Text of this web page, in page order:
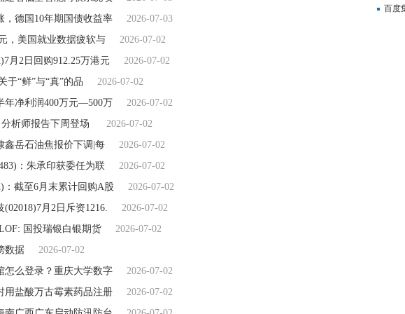
，德国10年期国债收益率
2026-07-03
，美国就业数据疲软与
2026-07-02
月2日回购912.25万港元
2026-07-02
于“鲜”与“真”的品
2026-07-02
年净利润400万元—500万
2026-07-02
分析师报告下周登场
2026-07-02
鑫岳石油焦报价下调|每
2026-07-02
：朱承印获委任为联
2026-07-02
：截至6月末累计回购A股
2026-07-02
月2日斥资1216.
2026-07-02
国投瑞银白银期货
2026-07-02
数据
2026-07-02
怎么登录？重庆大学数字
2026-07-02
用盐酸万古霉素药品注册
2026-07-02
百度